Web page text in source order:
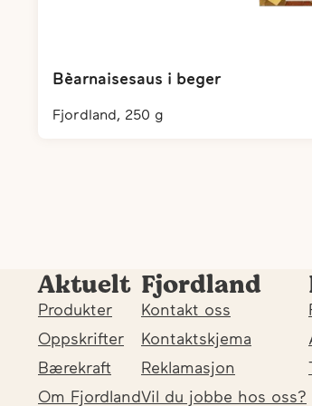
Bèarnaisesaus i beger
fjordland, 250 g
Aktuelt
Produkter
Oppskrifter
Bærekraft
Om Fjordland
Fjordland
Kontakt oss
Kontaktskjema
Reklamasjon
Vil du jobbe hos oss?